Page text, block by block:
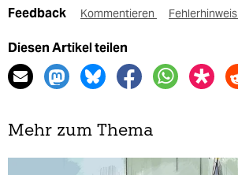
Feedback Kommentieren Fehlerhinweis
Diesen Artikel teilen
Mehr zum Thema